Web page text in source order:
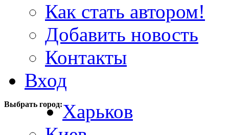
Как стать автором!
Добавить новость
Контакты
Вход
Выбрать город:Харьков